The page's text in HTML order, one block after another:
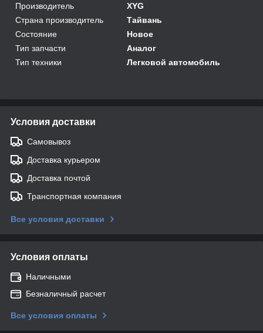
Производитель
XYG
Страна производитель
Тайвань
Состояние
Новое
Тип запчасти
Аналог
Тип техники
Легковой автомобиль
Условия доставки
Самовывоз
Доставка курьером
Доставка почтой
Транспортная компания
Все условия доставки
Условия оплаты
Наличными
Безналичный расчет
Все условия оплаты